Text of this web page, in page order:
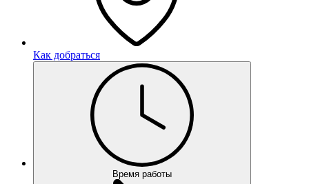
Как добраться
Время работы